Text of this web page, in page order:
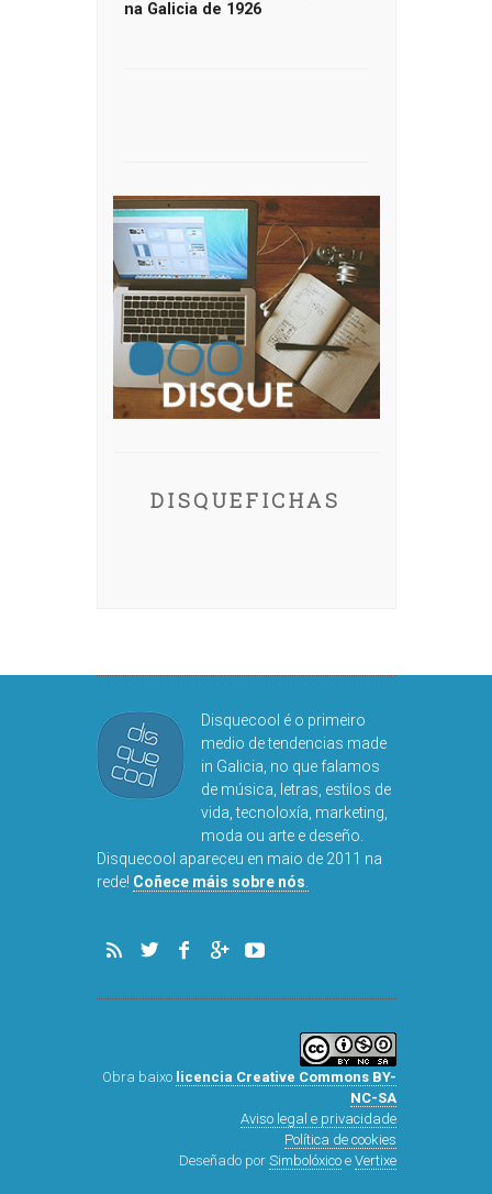
na Galicia de 1926
DISQUEFICHAS
Disquecool é o primeiro
medio de tendencias made
in Galicia, no que falamos
de música, letras, estilos de
vida, tecnoloxía, marketing,
moda ou arte e deseño.
Disquecool apareceu en maio de 2011 na
rede! Coñece máis sobre nós
Obra baixo licencia Creative Commons BY-
NC-SA
Aviso legal e privacidade
Política de cookies
Deseñado por Simbolóxicoe Vertixe